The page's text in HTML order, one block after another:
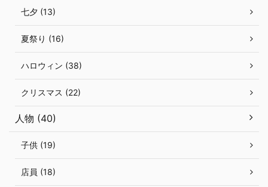
七夕 (13)
夏祭り (16)
ハロウィン (38)
クリスマス (22)
人物 (40)
子供 (19)
店員 (18)